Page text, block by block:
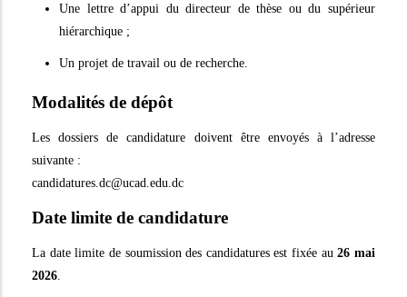
Une lettre d’appui du directeur de thèse ou du supérieur
hiérarchique ;
Un projet de travail ou de recherche.
Modalités de dépôt
Les dossiers de candidature doivent être envoyés à l’adresse
suivante :
candidatures.dc@ucad.edu.dc
Date limite de candidature
La date limite de soumission des candidatures est fixée au26 mai
2026